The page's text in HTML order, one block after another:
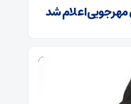
مهرجویی اعلام شد